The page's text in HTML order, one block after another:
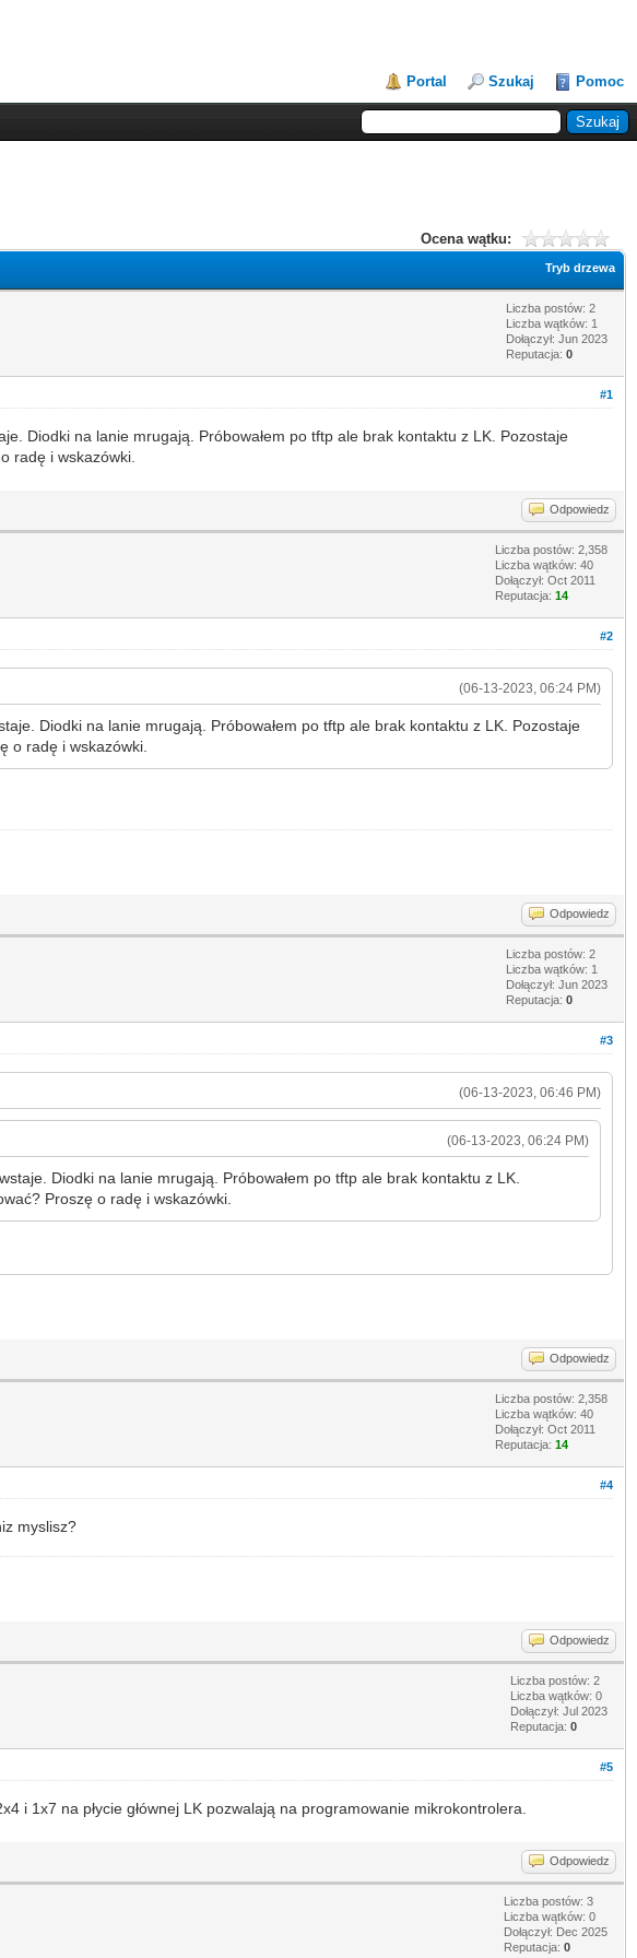
Portal Szukaj Pomoc
Ocena wątku:
Tryb drzewa
Liczba postów: 2
Liczba wątków: 1
Dołączył: Jun 2023
Reputacja: 0
#1
Diodki na lanie mrugają. Próbowałem po tftp ale brak kontaktu z LK. Pozostaje
radę i wskazówki.
Odpowiedz
Liczba postów: 2,358
Liczba wątków: 40
Dołączył: Oct 2011
Reputacja: 14
#2
(06-13-2023, 06:24 PM)
Diodki na lanie mrugają. Próbowałem po tftp ale brak kontaktu z LK. Pozostaje
o radę i wskazówki.
Odpowiedz
Liczba postów: 2
Liczba wątków: 1
Dołączył: Jun 2023
Reputacja: 0
#3
(06-13-2023, 06:46 PM)
(06-13-2023, 06:24 PM)
Diodki na lanie mrugają. Próbowałem po tftp ale brak kontaktu z LK.
Proszę o radę i wskazówki.
Odpowiedz
Liczba postów: 2,358
Liczba wątków: 40
Dołączył: Oct 2011
Reputacja: 14
#4
myslisz?
Odpowiedz
Liczba postów: 2
Liczba wątków: 0
Dołączył: Jul 2023
Reputacja: 0
#5
i 1x7 na płycie głównej LK pozwalają na programowanie mikrokontrolera.
Odpowiedz
Liczba postów: 3
Liczba wątków: 0
Dołączył: Dec 2025
Reputacja: 0